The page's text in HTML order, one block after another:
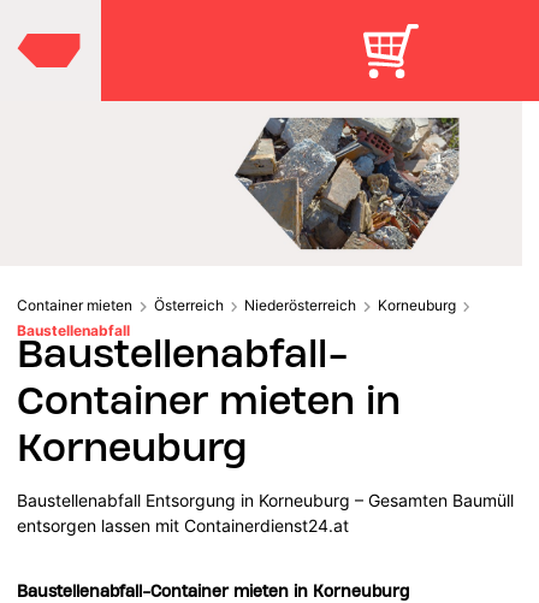
Container mieten Österreich Niederösterreich
Korneuburg
Baustellenabfall
Baustellenabfall-
Container mieten in
Korneuburg
Baustellenabfall Entsorgung in Korneuburg – Gesamten Baumüll
entsorgen lassen mit Containerdienst24.at
Baustellenabfall-Container mieten in Korneuburg